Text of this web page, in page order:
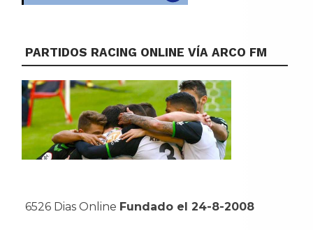
PARTIDOS RACING ONLINE VÍA ARCO FM
6526 Dias Online Fundado el 24-8-2008